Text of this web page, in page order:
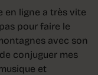
en ligne a très vite
pour faire le
avec son
conjuguer mes
et